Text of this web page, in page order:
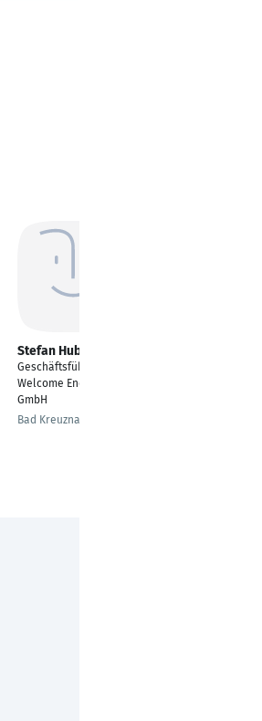
Stefan Huber
Geschäftsführer
Welcome Energy
GmbH
Bad Kreuznach